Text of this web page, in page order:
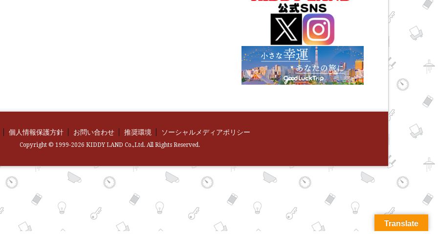
個人情報保護方針 お問い合わせ 推奨環境 ソーシャルメディアポリシー
Copyright © 1999-2026 KIDDY LAND Co.,Ltd. All Rights Reserved.
Translate